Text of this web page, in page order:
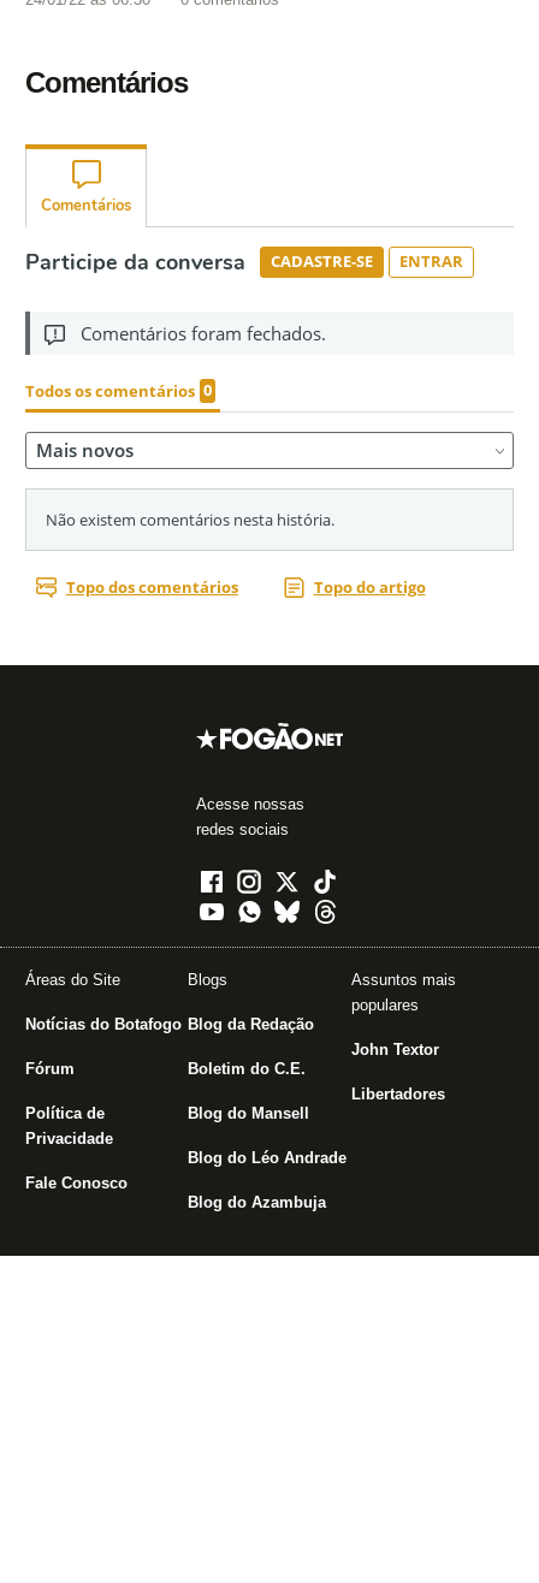
Comentários
Acesse nossas
redes sociais
Áreas do Site
Notícias do Botafogo
Fórum
Política de
Privacidade
Fale Conosco
Blogs
Blog da Redação
Boletim do C.E.
Blog do Mansell
Blog do Léo Andrade
Blog do Azambuja
Assuntos mais
populares
John Textor
Libertadores